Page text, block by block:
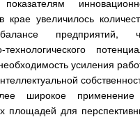
увеличилось
предприятий,
усиления
широкое
площадей для